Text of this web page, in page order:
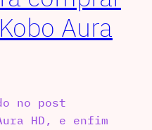
Aura
no post
HD, e enfim